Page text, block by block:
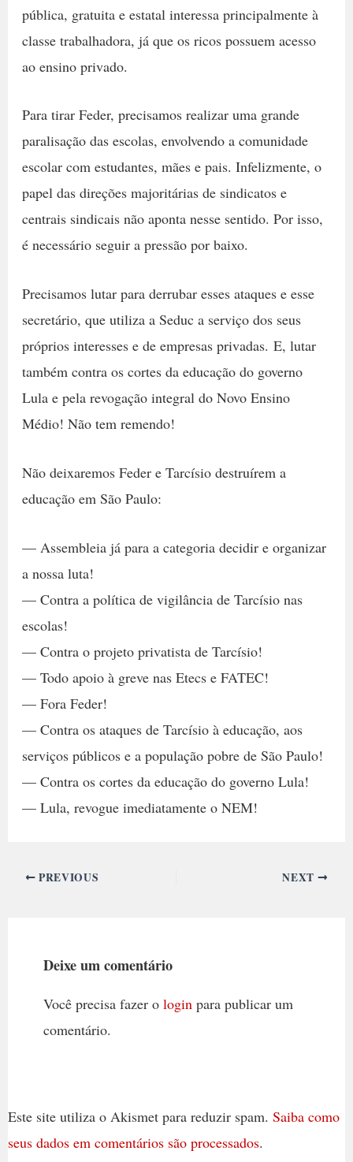
pública, gratuita e estatal interessa principalmente à
classe trabalhadora, já que os ricos possuem acesso
ao ensino privado.
Para tirar Feder, precisamos realizar uma grande
paralisação das escolas, envolvendo a comunidade
escolar com estudantes, mães e pais. Infelizmente, o
papel das direções majoritárias de sindicatos e
centrais sindicais não aponta nesse sentido. Por isso,
é necessário seguir a pressão por baixo.
Precisamos lutar para derrubar esses ataques e esse
secretário, que utiliza a Seduc a serviço dos seus
próprios interesses e de empresas privadas. E, lutar
também contra os cortes da educação do governo
Lula e pela revogação integral do Novo Ensino
Médio! Não tem remendo!
Não deixaremos Feder e Tarcísio destruírem a
educação em São Paulo:
— Assembleia já para a categoria decidir e organizar
a nossa luta!
— Contra a política de vigilância de Tarcísio nas
escolas!
— Contra o projeto privatista de Tarcísio!
— Todo apoio à greve nas Etecs e FATEC!
— Fora Feder!
— Contra os ataques de Tarcísio à educação, aos
serviços públicos e a população pobre de São Paulo!
— Contra os cortes da educação do governo Lula!
— Lula, revogue imediatamente o NEM!
PREVIOUS NEXT
Deixe um comentário
Você precisa fazer o loginpara publicar um
comentário.
Este site utiliza o Akismet para reduzir spam. Saiba como
seus dados em comentários são processados.